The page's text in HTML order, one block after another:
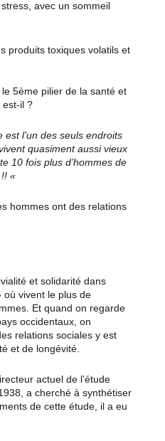
avec un sommeil
produits toxiques volatils et
5ème pilier de la santé et
il ?
l’un des seuls endroits
quasiment aussi vieux
10 fois plus d’hommes de
«
hommes ont des relations
et solidarité dans
où vivent le plus de
Et quand on regarde
occidentaux, on
relations sociales y est
et de longévité.
actuel de l’étude
a cherché à synthétiser
de cette étude, il a eu